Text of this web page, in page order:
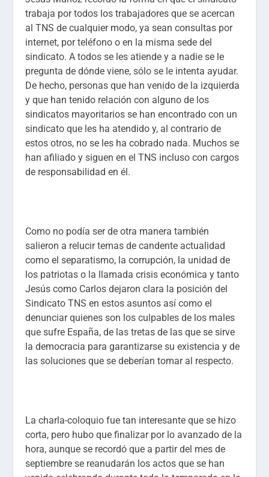
trabaja por todos los trabajadores que se acercan
al TNS de cualquier modo, ya sean consultas por
internet, por teléfono o en la misma sede del
sindicato. A todos se les atiende y a nadie se le
pregunta de dónde viene, sólo se le intenta ayudar.
De hecho, personas que han venido de la izquierda
y que han tenido relación con alguno de los
sindicatos mayoritarios se han encontrado con un
sindicato que les ha atendido y, al contrario de
estos otros, no se les ha cobrado nada. Muchos se
han afiliado y siguen en el TNS incluso con cargos
de responsabilidad en él.
Como no podía ser de otra manera también
salieron a relucir temas de candente actualidad
como el separatismo, la corrupción, la unidad de
los patriotas o la llamada crisis económica y tanto
Jesús como Carlos dejaron clara la posición del
Sindicato TNS en estos asuntos así como el
denunciar quienes son los culpables de los males
que sufre España, de las tretas de las que se sirve
la democracia para garantizarse su existencia y de
las soluciones que se deberían tomar al respecto.
La charla-coloquio fue tan interesante que se hizo
corta, pero hubo que finalizar por lo avanzado de la
hora, aunque se recordó que a partir del mes de
septiembre se reanudarán los actos que se han